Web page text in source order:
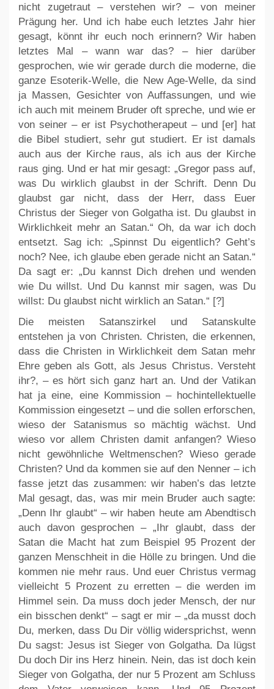
nicht zugetraut – verstehen wir? – von meiner
Prägung her. Und ich habe euch letztes Jahr hier
gesagt, könnt ihr euch noch erinnern? Wir haben
letztes Mal – wann war das? – hier darüber
gesprochen, wie wir gerade durch die moderne, die
ganze Esoterik-Welle, die New Age-Welle, da sind
ja Massen, Gesichter von Auffassungen, und wie
ich auch mit meinem Bruder oft spreche, und wie er
von seiner – er ist Psychotherapeut – und [er] hat
die Bibel studiert, sehr gut studiert. Er ist damals
auch aus der Kirche raus, als ich aus der Kirche
raus ging. Und er hat mir gesagt: „Gregor pass auf,
was Du wirklich glaubst in der Schrift. Denn Du
glaubst gar nicht, dass der Herr, dass Euer
Christus der Sieger von Golgatha ist. Du glaubst in
Wirklichkeit mehr an Satan.“ Oh, da war ich doch
entsetzt. Sag ich: „Spinnst Du eigentlich? Geht’s
noch? Nee, ich glaube eben gerade nicht an Satan.“
Da sagt er: „Du kannst Dich drehen und wenden
wie Du willst. Und Du kannst mir sagen, was Du
willst: Du glaubst nicht wirklich an Satan.“ [?]
Die meisten Satanszirkel und Satanskulte
entstehen ja von Christen. Christen, die erkennen,
dass die Christen in Wirklichkeit dem Satan mehr
Ehre geben als Gott, als Jesus Christus. Versteht
ihr?, – es hört sich ganz hart an. Und der Vatikan
hat ja eine, eine Kommission – hochintellektuelle
Kommission eingesetzt – und die sollen erforschen,
wieso der Satanismus so mächtig wächst. Und
wieso vor allem Christen damit anfangen? Wieso
nicht gewöhnliche Weltmenschen? Wieso gerade
Christen? Und da kommen sie auf den Nenner – ich
fasse jetzt das zusammen: wir haben’s das letzte
Mal gesagt, das, was mir mein Bruder auch sagte:
„Denn Ihr glaubt“ – wir haben heute am Abendtisch
auch davon gesprochen – „Ihr glaubt, dass der
Satan die Macht hat zum Beispiel 95 Prozent der
ganzen Menschheit in die Hölle zu bringen. Und die
kommen nie mehr raus. Und euer Christus vermag
vielleicht 5 Prozent zu erretten – die werden im
Himmel sein. Da muss doch jeder Mensch, der nur
ein bisschen denkt“ – sagt er mir – „da musst doch
Du, merken, dass Du Dir völlig widersprichst, wenn
Du sagst: Jesus ist Sieger von Golgatha. Da lügst
Du doch Dir ins Herz hinein. Nein, das ist doch kein
Sieger von Golgatha, der nur 5 Prozent am Schluss